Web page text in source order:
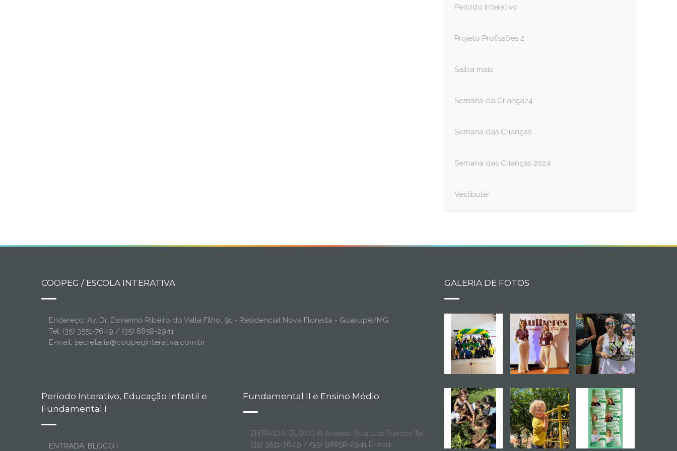
Período Interativo
Projeto Profissões 2
Saiba mais
Semana da Criança24
Semana das Crianças
Semana das Crianças 2024
Vestibular
COOPEG / ESCOLA INTERATIVA
Endereço: Av. Dr. Esmerino Ribeiro do Valle Filho, 91 - Residencial Nova Floresta - Guaxupé/MG
Tel: (35) 3551-7649 / (35) 8858-2941
E-mail: secretaria@coopeginterativa.com.br
Período Interativo, Educação Infantil e
Fundamental I
ENTRADA: BLOCO I
Fundamental II e Ensino Médio
ENTRADA: BLOCO III Acesso: Rua Luiz Franchi Tel:
(35) 3551-7649 / (35) 98858-2941E-mail:
GALERIA DE FOTOS